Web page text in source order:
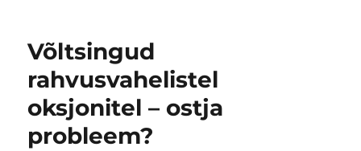
Võltsingud
rahvusvahelistel
oksjonitel – ostja
probleem?